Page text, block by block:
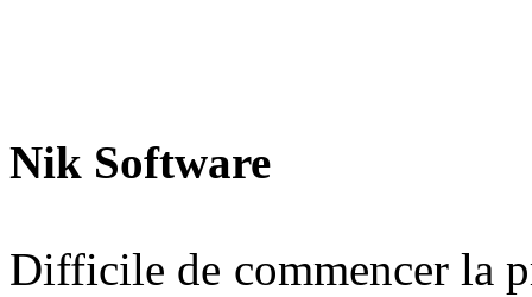
Nik Software
Difficile de commencer la